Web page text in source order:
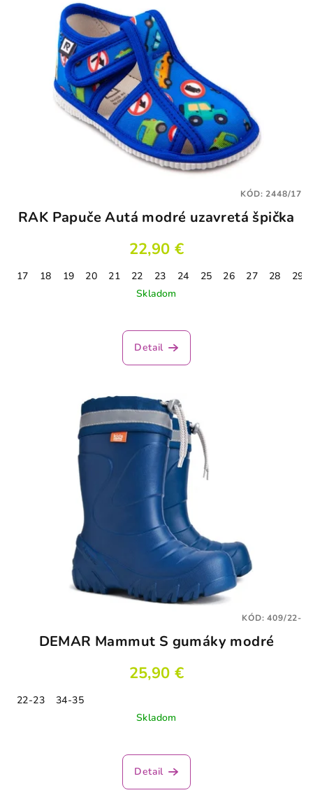
RAK Papuče Autá modré uzavretá špička
22,90 €
17 18 19 20 21 22 23 24 25 26 27 28
29
Skladom
hodnotenie
produktu
5
hviezdičiek.
Detail
KÓD:2448/17
DEMAR Mammut S gumáky modré
25,90 €
22-23
34-35
Skladom
Detail
KÓD:409/22-